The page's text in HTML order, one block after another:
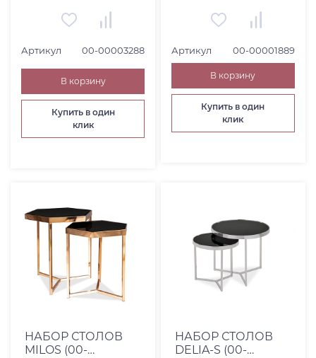
Артикул 00-00003288
В корзину
Купить в один
клик
Артикул 00-00001889
В корзину
Купить в один
клик
НАБОР СТОЛОВ
MILOS (00-
НАБОР СТОЛОВ
DELIA-S (00-